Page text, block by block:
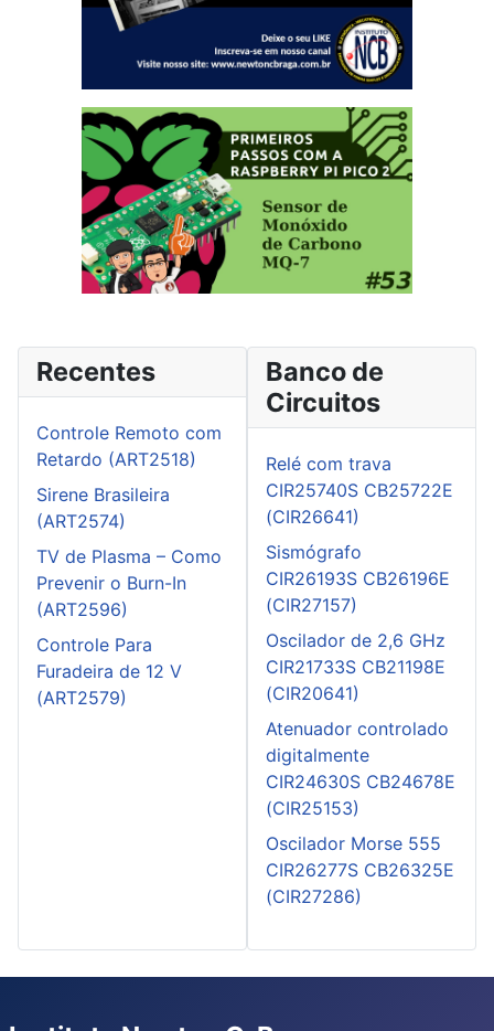
Recentes
Controle Remoto com
Retardo (ART2518)
Sirene Brasileira
(ART2574)
TV de Plasma – Como
Prevenir o Burn-In
(ART2596)
Controle Para
Furadeira de 12 V
(ART2579)
Banco de
Circuitos
Relé com trava
CIR25740S CB25722E
(CIR26641)
Sismógrafo
CIR26193S CB26196E
(CIR27157)
Oscilador de 2,6 GHz
CIR21733S CB21198E
(CIR20641)
Atenuador controlado
digitalmente
CIR24630S CB24678E
(CIR25153)
Oscilador Morse 555
CIR26277S CB26325E
(CIR27286)